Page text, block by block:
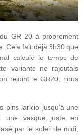
GR 20 à proprement
Cela fait déjà 3h30 que
calculé le temps de
variante ne rajoutais
rejoint le GR20, nous
pins laricio jusqu’à une
une vasque juste en
par le soleil de midi,